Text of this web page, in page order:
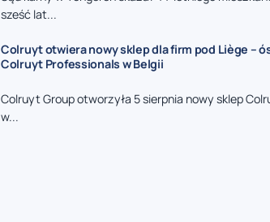
sześć lat...
Colruyt otwiera nowy sklep dla firm pod Liège –
Colruyt Professionals w Belgii
Colruyt Group otworzyła 5 sierpnia nowy sklep
w...